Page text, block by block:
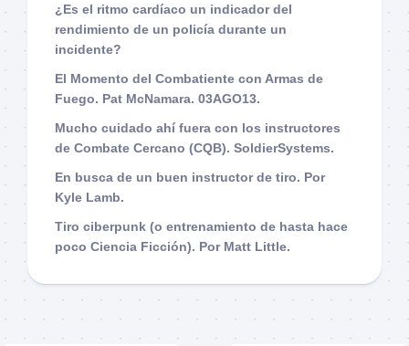
¿Es el ritmo cardíaco un indicador del
rendimiento de un policía durante un
incidente?
El Momento del Combatiente con Armas de
Fuego. Pat McNamara. 03AGO13.
Mucho cuidado ahí fuera con los instructores
de Combate Cercano (CQB). SoldierSystems.
En busca de un buen instructor de tiro. Por
Kyle Lamb.
Tiro ciberpunk (o entrenamiento de hasta hace
poco Ciencia Ficción). Por Matt Little.